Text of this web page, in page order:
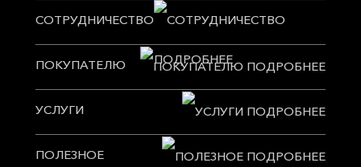
СОТРУДНИЧЕСТВО
ПОКУПАТЕЛЮ
УСЛУГИ
ПОЛЕЗНОЕ